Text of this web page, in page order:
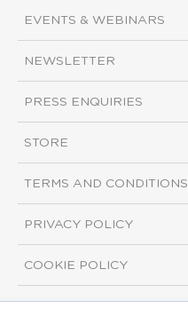
EVENTS & WEBINARS
NEWSLETTER
PRESS ENQUIRIES
STORE
TERMS AND CONDITIONS
PRIVACY POLICY
COOKIE POLICY